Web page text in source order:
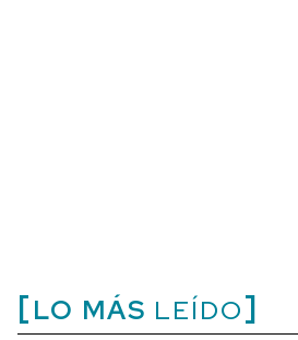
LO MÁS LEÍDO